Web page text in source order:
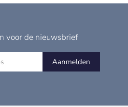
voor de nieuwsbrief
Aanmelden